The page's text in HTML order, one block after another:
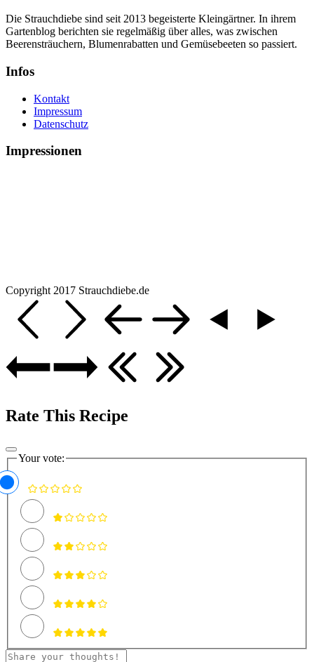
Die Strauchdiebe sind seit 2013 begeisterte Kleingärtner. In ihrem
Gartenblog berichten sie regelmäßig über alles, was zwischen
Beerensträuchern, Blumenrabatten und Gemüsebeeten so passiert.
Infos
Kontakt
Impressum
Datenschutz
Impressionen
Copyright 2017 Strauchdiebe.de
Rate This Recipe
Your vote: